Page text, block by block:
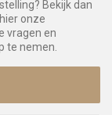
Bekijk dan
onze
vragen en
te nemen.